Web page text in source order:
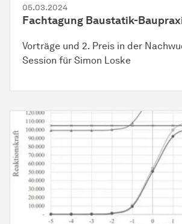
05.03.2024
Fachtagung Baustatik-
Vorträge und 2. Preis in der
Session für Simon Loske